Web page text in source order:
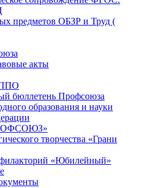
предметов ОБЗР и Труд (
акты
ППО
бюллетень Профсоюза
образования и науки
творчества «Грани
«Юбилейный»